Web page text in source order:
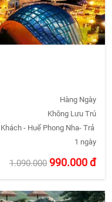
Hàng Ngày
Không Lưu Trú
- Huế Phong Nha- Trả
1 ngày
1.090.000 990.000đ